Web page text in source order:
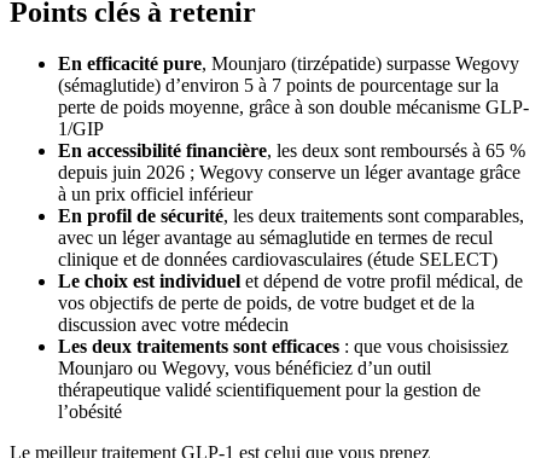
Points clés à retenir
En efficacité pure, Mounjaro (tirzépatide) surpasse Wegovy
(sémaglutide) d’environ 5 à 7 points de pourcentage sur la
perte de poids moyenne, grâce à son double mécanisme GLP-
1/GIP
En accessibilité financière, les deux sont remboursés à 65 %
depuis juin 2026 ; Wegovy conserve un léger avantage grâce
à un prix officiel inférieur
En profil de sécurité, les deux traitements sont comparables,
avec un léger avantage au sémaglutide en termes de recul
clinique et de données cardiovasculaires (étude SELECT)
Le choix est individuel et dépend de votre profil médical, de
vos objectifs de perte de poids, de votre budget et de la
discussion avec votre médecin
Les deux traitements sont efficaces : que vous choisissiez
Mounjaro ou Wegovy, vous bénéficiez d’un outil
thérapeutique validé scientifiquement pour la gestion de
l’obésité
Le meilleur traitement GLP-1 est celui que vous prenez